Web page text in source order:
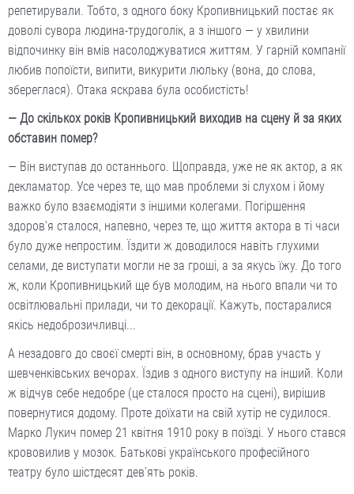
репетирували. Тобто, з одного боку Кропивницький постає як
доволі сувора людина-трудоголік, а з іншого — у хвилини
відпочинку він вмів насолоджуватися життям. У гарній компанії
любив попоїсти, випити, викурити люльку (вона, до слова,
збереглася). Отака яскрава була особистість!
— До скількох років Кропивницький виходив на сцену й за яких
обставин помер?
— Він виступав до останнього. Щоправда, уже не як актор, а як
декламатор. Усе через те, що мав проблеми зі слухом і йому
важко було взаємодіяти з іншими колегами. Погіршення
здоров’я сталося, напевно, через те, що життя актора в ті часи
було дуже непростим. Їздити ж доводилося навіть глухими
селами, де виступати могли не за гроші, а за якусь їжу. До того
ж, коли Кропивницький ще був молодим, на нього впали чи то
освітлювальні прилади, чи то декорації. Кажуть, постаралися
якісь недоброзичливці...
А незадовго до своєї смерті він, в основному, брав участь у
шевченківських вечорах. Їздив з одного виступу на інший. Коли
ж відчув себе недобре (це сталося просто на сцені), вирішив
повернутися додому. Проте доїхати на свій хутір не судилося.
Марко Лукич помер 21 квітня 1910 року в поїзді. У нього стався
крововилив у мозок. Батькові українського професійного
театру було шістдесят дев’ять років.